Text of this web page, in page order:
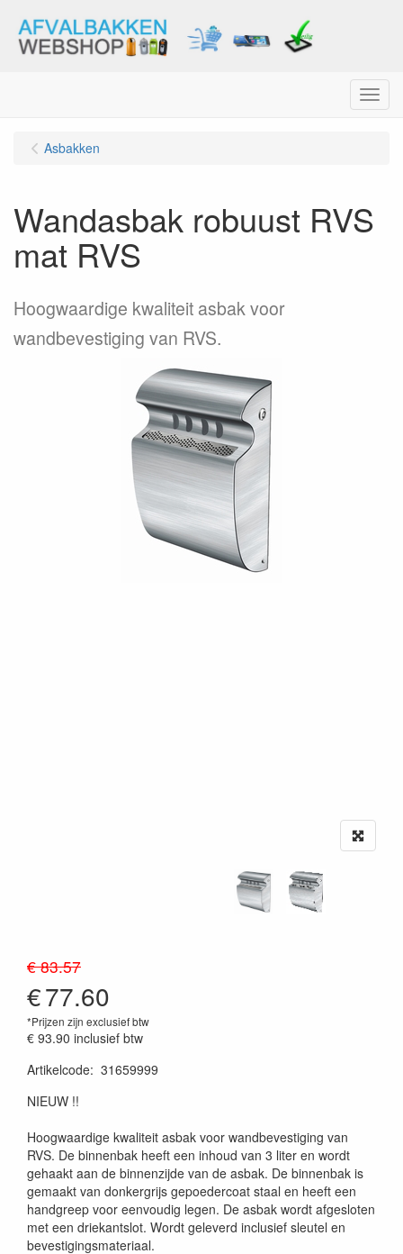
Menu
Asbakken
Wandasbak robuust RVS
mat RVS
Hoogwaardige kwaliteit asbak voor
wandbevestiging van RVS.
€ 83.57
€77.60
*Prijzen zijn exclusief btw
€ 93.90 inclusief btw
Artikelcode: 31659999
NIEUW !!
Hoogwaardige kwaliteit asbak voor wandbevestiging van
RVS. De binnenbak heeft een inhoud van 3 liter en wordt
gehaakt aan de binnenzijde van de asbak. De binnenbak is
gemaakt van donkergrijs gepoedercoat staal en heeft een
handgreep voor eenvoudig legen. De asbak wordt afgesloten
met een driekantslot. Wordt geleverd inclusief sleutel en
bevestigingsmateriaal.